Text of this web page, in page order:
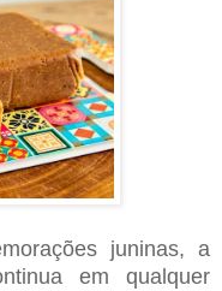
juninas, a
em qualquer